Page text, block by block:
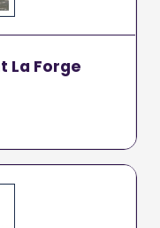
La Forge